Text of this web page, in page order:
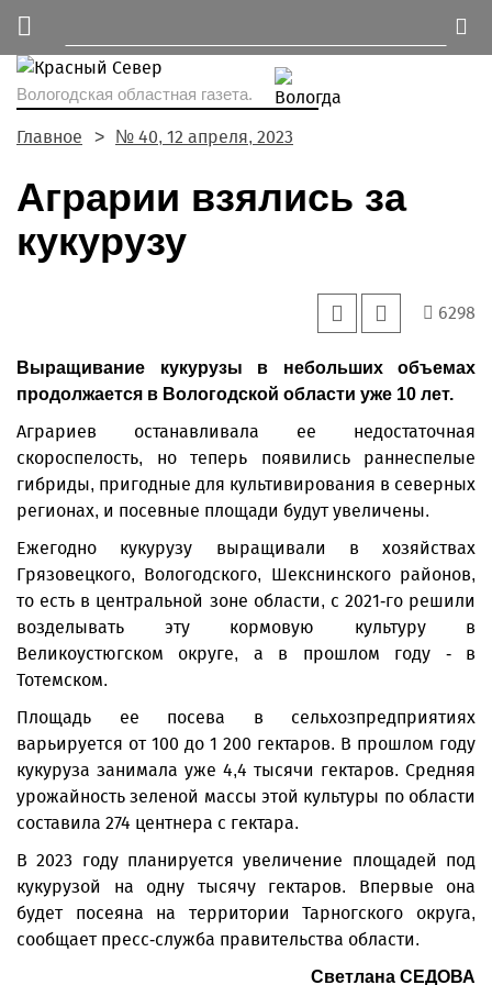
Вологодская областная газета.
Главное № 40, 12 апреля, 2023
Аграрии взялись за
кукурузу
6298
Выращивание кукурузы в небольших объемах
продолжается в Вологодской области уже 10 лет.
Аграриев останавливала ее недостаточная
скороспелость, но теперь появились раннеспелые
гибриды, пригодные для культивирования в северных
регионах, и посевные площади будут увеличены.
Ежегодно кукурузу выращивали в хозяйствах
Грязовецкого, Вологодского, Шекснинского районов,
то есть в центральной зоне области, с 2021-го решили
возделывать эту кормовую культуру в
Великоустюгском округе, а в прошлом году - в
Тотемском.
Площадь ее посева в сельхозпредприятиях
варьируется от 100 до 1 200 гектаров. В прошлом году
кукуруза занимала уже 4,4 тысячи гектаров. Средняя
урожайность зеленой массы этой культуры по области
составила 274 центнера с гектара.
В 2023 году планируется увеличение площадей под
кукурузой на одну тысячу гектаров. Впервые она
будет посеяна на территории Тарногского округа,
сообщает пресс-служба правительства области.
Светлана СЕДОВА